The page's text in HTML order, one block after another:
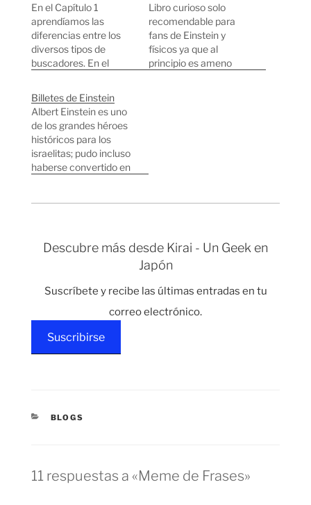
En el Capítulo 1
aprendíamos las
diferencias entre los
diversos tipos de
buscadores. En el
pueden buscar cosas
de forma muy rápida
cuando tenemos
mucha información. En
este capítulo vamos
ver el último paso de
buscador, no por ello
Libro curioso solo
recomendable para
fans de Einstein y
físicos ya que al
principio es ameno
Billetes de Einstein
Albert Einstein es uno
de los grandes héroes
históricos para los
israelitas; pudo incluso
haberse convertido en
candidato a la
porque se veía
tarea.…
Descubre más desde Kirai - Un Geek en
Japón
Suscríbete y recibe las últimas entradas en tu
correo electrónico.
Suscribirse
CATEGORÍAS
BLOGS
11 respuestas a «Meme de Frases»